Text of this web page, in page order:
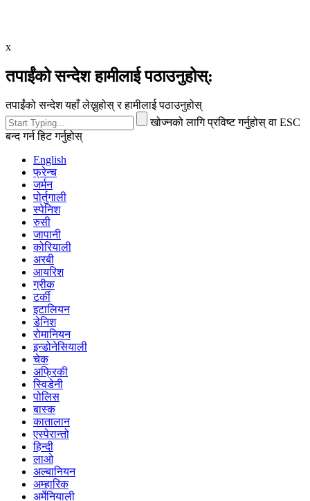
x
तपाईंको सन्देश हामीलाई पठाउनुहोस्:
तपाईंको सन्देश यहाँ लेख्नुहोस् र हामीलाई पठाउनुहोस्
खोज्नको लागि प्रविष्ट गर्नुहोस् वा ESC
बन्द गर्न हिट गर्नुहोस्
English
फ्रेन्च
जर्मन
पोर्तुगाली
स्पेनिश
रुसी
जापानी
कोरियाली
अरबी
आयरिश
ग्रीक
टर्की
इटालियन
डेनिश
रोमानियन
इन्डोनेसियाली
चेक
अफ्रिकी
स्विडेनी
पोलिस
बास्क
कातालान
एस्पेरान्तो
हिन्दी
लाओ
अल्बानियन
अम्हारिक
अर्मेनियाली